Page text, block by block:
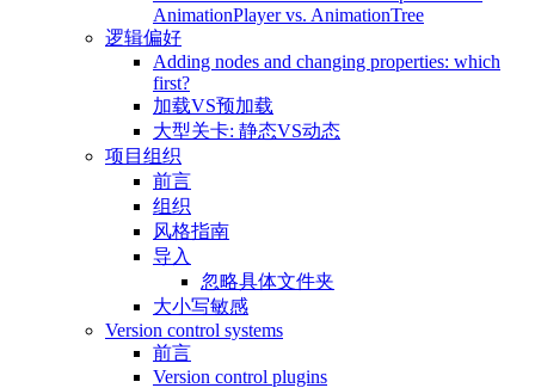
AnimationPlayer vs. AnimationTree
逻辑偏好
Adding nodes and changing properties: which
first?
加载VS预加载
大型关卡: 静态VS动态
项目组织
前言
组织
风格指南
导入
忽略具体文件夹
大小写敏感
Version control systems
前言
Version control plugins